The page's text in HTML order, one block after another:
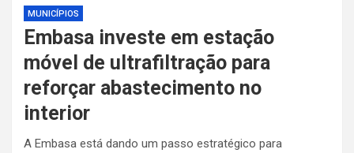
MUNICÍPIOS
Embasa investe em estação
móvel de ultrafiltração para
reforçar abastecimento no
interior
A Embasa está dando um passo estratégico para